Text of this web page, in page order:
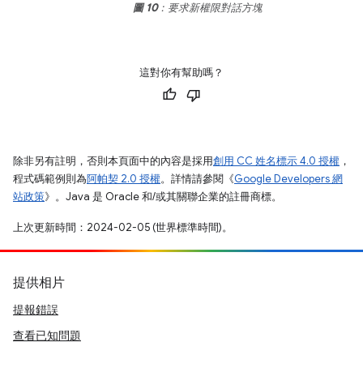
圖 10：要求新權限對話方塊
這對你有幫助嗎？
除非另有註明，否則本頁面中的內容是採用創用 CC 姓名標示 4.0 授權 ，
程式碼範例則為阿帕契 2.0 授權。詳情請參閱《Google Developers 網
站政策》。Java 是 Oracle 和/或其關聯企業的註冊商標。
上次更新時間：2024-02-05 (世界標準時間)。
提供相片
提報錯誤
查看已知問題